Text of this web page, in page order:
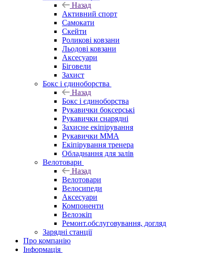
Назад
Активний спорт
Самокати
Скейти
Роликові ковзани
Льодові ковзани
Аксесуари
Біговели
Захист
Бокс і єдиноборства
Назад
Бокс і єдиноборства
Рукавички боксерські
Рукавички снарядні
Захисне екіпірування
Рукавички ММА
Екіпірування тренера
Обладнання для залів
Велотовари
Назад
Велотовари
Велосипеди
Аксесуари
Компоненти
Велоэкіп
Ремонт.обслуговування, догляд
Зарядні станції
Про компанію
Інформація